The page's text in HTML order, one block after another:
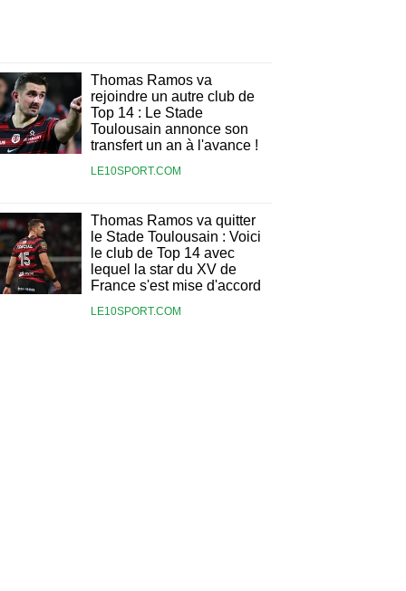
Thomas Ramos va
rejoindre un autre club de
Top 14 : Le Stade
Toulousain annonce son
transfert un an à l'avance !
LE10SPORT.COM
Thomas Ramos va quitter
le Stade Toulousain : Voici
le club de Top 14 avec
lequel la star du XV de
France s'est mise d'accord
LE10SPORT.COM